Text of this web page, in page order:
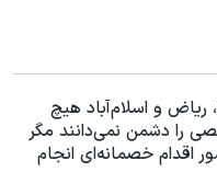
ریاض و اسلام‌آباد هیچ
را دشمن نمی‌دانند مگر
اقدام خصمانه‌ای انجام